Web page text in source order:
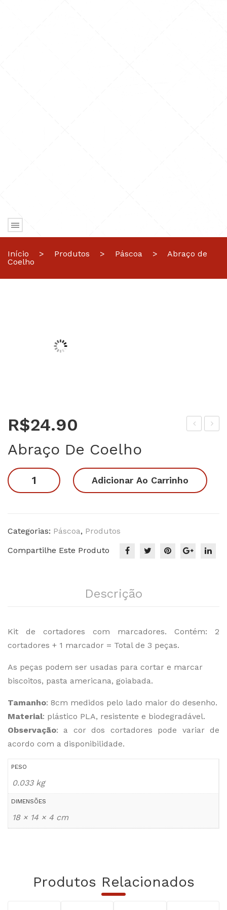
Início > Produtos > Páscoa >
Abraço de
Coelho
dur
as 1
–
s
R$24.90
Abraço De Coelho
Abraço
de
Adicionar Ao Carrinho
Categorias: Páscoa, Produtos
Compartilhe Este Produto
Descrição
Kit de cortadores com marcadores. Contém: 2
cortadores + 1 marcador = Total de 3 peças.
As peças podem ser usadas para cortar e marcar
biscoitos, pasta americana, goiabada.
Tamanho: 8cm medidos pelo lado maior do desenho.
Material: plástico PLA, resistente e biodegradável.
Observação: a cor dos cortadores pode variar de
acordo com a disponibilidade.
PESO
0.033 kg
DIMENSÕES
18 × 14 × 4 cm
Produtos Relacionados